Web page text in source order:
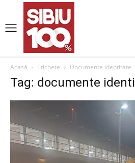
Acasă Etichete Documente identitate
Tag: documente